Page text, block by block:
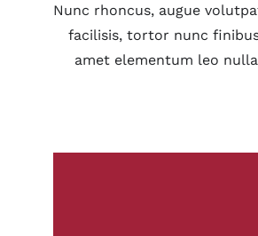
Nunc rhoncus, augue
facilisis, tortor nunc
amet elementum leo